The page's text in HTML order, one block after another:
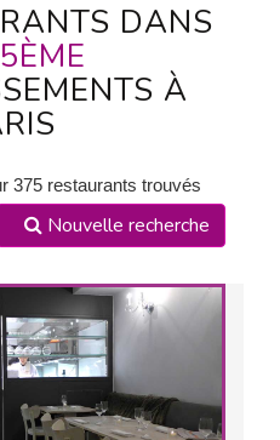
DANS
À
375 restaurants trouvés
Nouvelle recherche